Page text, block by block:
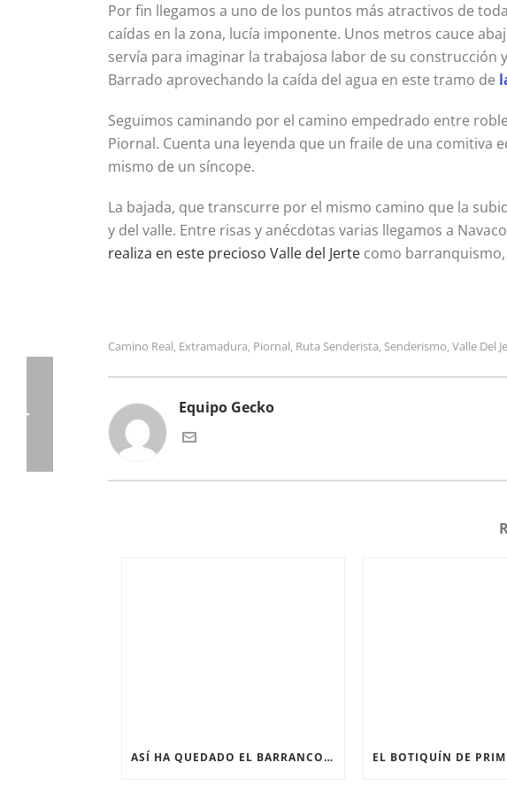
Por fin llegamos a uno de los puntos más atractivos de
caídas en la zona, lucía imponente. Unos metros cauce
servía para imaginar la trabajosa labor de su construcción
Barrado aprovechando la caída del agua en este tramo de
Seguimos caminando por el camino empedrado entre
Piornal. Cuenta una leyenda que un fraile de una comitiva
mismo de un síncope.
La bajada, que transcurre por el mismo camino que la
y del valle. Entre risas y anécdotas varias llegamos a
realiza en este precioso Valle del Jerte como
Camino Real, Extramadura, Piornal, Ruta Senderista, Senderismo, Valle Del
Equipo Gecko
ASÍ HA QUEDADO EL BARRANCO DE LOS PAPUOS TRAS EL INCENDIO MÁS GRAVE DE LA HISTORIA DE EXTREMADURA